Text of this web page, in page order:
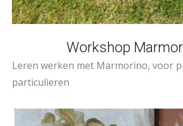
Workshop
Leren werken met Marmorino, voor
particulieren